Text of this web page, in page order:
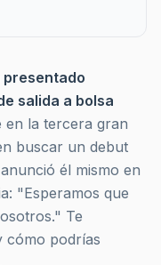
presentado
salida a bolsa
en la tercera gran
buscar un debut
él mismo en
"Esperamos que
Te
cómo podrías